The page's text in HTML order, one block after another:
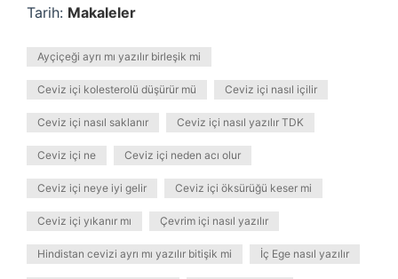
Tarih: Makaleler
Ayçiçeği ayrı mı yazılır birleşik mi
Ceviz içi kolesterolü düşürür mü Ceviz içi nasıl içilir
Ceviz içi nasıl saklanır Ceviz içi nasıl yazılır TDK
Ceviz içi ne Ceviz içi neden acı olur
Ceviz içi neye iyi gelir Ceviz içi öksürüğü keser mi
Ceviz içi yıkanır mı Çevrim içi nasıl yazılır
Hindistan cevizi ayrı mı yazılır bitişik mi İç Ege nasıl yazılır